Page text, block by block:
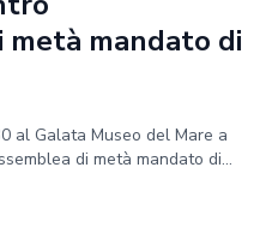
metà mandato di
al Galata Museo del Mare a
di metà mandato di...